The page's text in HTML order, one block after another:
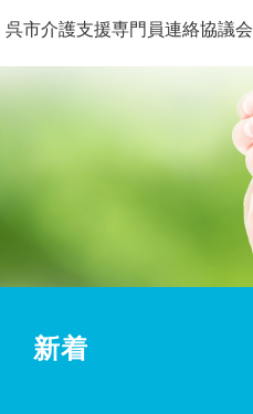
呉市介護支援専門員連絡協議会
新着